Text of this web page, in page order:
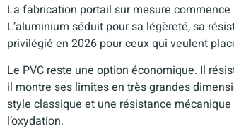
La fabrication portail sur mesure
L’aluminium séduit pour sa légèreté, sa
privilégié en 2026 pour ceux qui veulent
Le PVC reste une option économique. Il
il montre ses limites en très grandes
style classique et une résistance
l’oxydation.